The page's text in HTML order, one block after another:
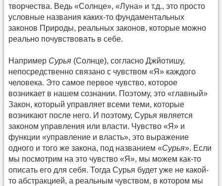
творчества. Ведь «Солнце», «Луна» и т.д., это просто
условные названия каких-то фундаментальных
законов Природы, реальных законов, которые можно
реально почувствовать в себе.
Например Сурья (Солнце), согласно Джйотишу,
непосредственно связано с чувством «Я» каждого
человека. Это самое первое чувство, которое
возникает в нашем сознании. Поэтому, это «главный»
Закон, который управляет всеми теми, которые
возникают после него. И поэтому, Сурья является
законом управления или власти. Чувство «Я» и
функции «управление и власть», это выражение
одного и того же закона, под названием «Сурья». Если
мы посмотрим на это чувство «Я», мы можем как-то
описать его для себя. Тогда Сурья будет уже не какой-
то абстракцией, а реальным чувством, в котором мы